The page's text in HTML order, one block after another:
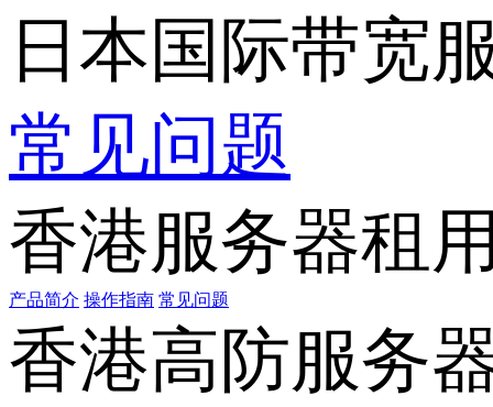
日本国际带宽
常见问题
香港服务器租
产品简介 操作指南 常见问题
香港高防服务